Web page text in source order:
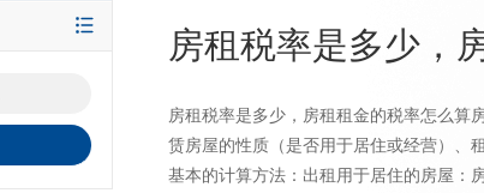
房租税率是多少，
房租税率是多少，房租租金的税率怎么算
赁房屋的性质（是否用于居住或经营）、
基本的计算方法：出租用于居住的房屋：